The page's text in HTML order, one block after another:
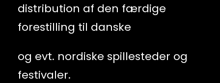
distribution af den færdige
forestilling til danske
og evt. nordiske spillesteder og
festivaler.